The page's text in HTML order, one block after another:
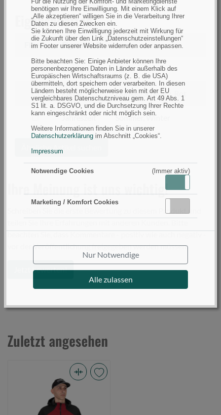
benötigen wir Ihre Einwilligung. Mit einem Klick auf
„Alle akzeptieren“ willigen Sie in die Verarbeitung Ihrer
Daten zu diesen Zwecken ein.
Sie können Ihre Einwilligung jederzeit mit Wirkung für
die Zukunft über den Link „Datenschutzeinstellungen“
im Footer unserer Website widerrufen oder anpassen.
Bitte beachten Sie: Einige Anbieter können Ihre
personenbezogenen Daten in Länder außerhalb des
Europäischen Wirtschaftsraums (z. B. die USA)
übermitteln, dort speichern oder verarbeiten. In diesen
Ländern besteht möglicherweise kein mit der EU
vergleichbares Datenschutzniveau gem. Art 49 Abs. 1
S1 lit. a. DSGVO, und die Durchsetzung Ihrer Rechte
kann eingeschränkt oder nicht möglich sein.
Weitere Informationen finden Sie in unserer
Datenschutzerklärung im Abschnitt „Cookies“.
Impressum
Notwendige Cookies (Immer aktiv)
Marketing / Komfort Cookies
Nur Notwendige
Alle zulassen
Eigenschaften
Filtern Eigenschaft
filtern
nach
Größe
Größe XL
filtern
nach
Farbe
Farbe Dunkel/Schwarz, Rot
filtern
nach
Jahreszeit
Jahreszeit Sommer, Winter
Ähnliche Artikel suchen
Ihre Meinung ist uns wichtig!
beachten Sie, dass Kommentare - positiv wie auch negativ -
vor der Veröffentlichung freigegeben werden müssen.
Jetzt bewerten!
Zuletzt angesehen